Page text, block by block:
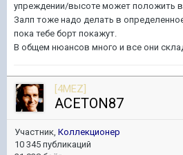
упреждении/высоте может положить
Залп тоже надо делать в
пока тебе борт покажут.
В общем нюансов много и все они
[4MEZ]
ACETON87
Участник, Коллекционер
10 345 публикаций